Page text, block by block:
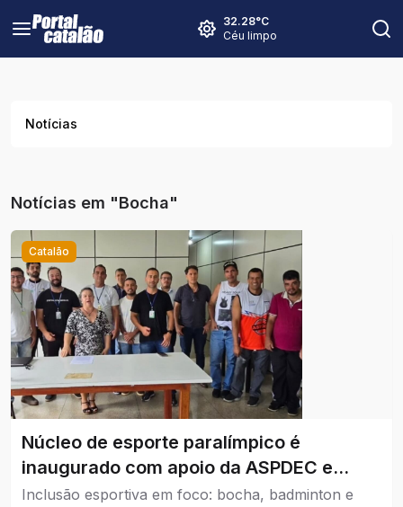
32.28°C
Céu limpo
Notícias
Notícias em "Bocha"
Catalão
Núcleo de esporte paralímpico é
inaugurado com apoio da ASPDEC e
Secretaria de Esportes
Inclusão esportiva em foco: bocha, badminton e